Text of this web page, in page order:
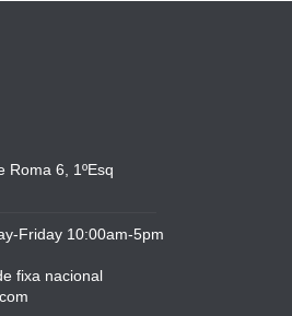
Roma 6, 1ºEsq
Friday 10:00am-5pm
fixa nacional